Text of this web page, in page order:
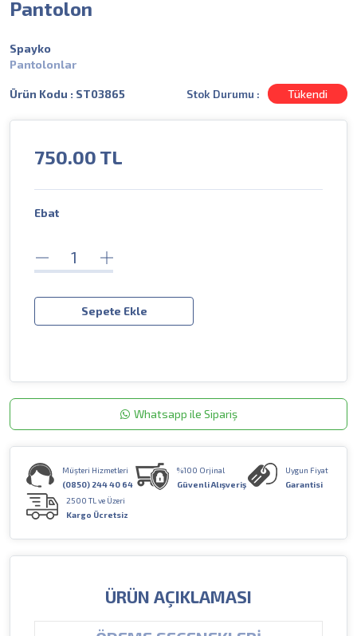
Pantolon
Spayko
Pantolonlar
Ürün Kodu : ST03865 Stok Durumu : Tükendi
750.00 TL
Ebat
Sepete Ekle
Whatsapp ile Sipariş
Müşteri Hizmetleri
(0850) 244 40 64
%100 Orjinal
Güvenli Alışveriş
Uygun Fiyat
Garantisi
2500 TL ve Üzeri
Kargo Ücretsiz
ÜRÜN AÇIKLAMASI